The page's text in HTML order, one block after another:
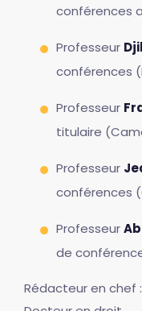
conférences
Professeur
conférences
Professeur
titulaire
Professeur
conférences
Professeur
de
Rédacteur en chef :